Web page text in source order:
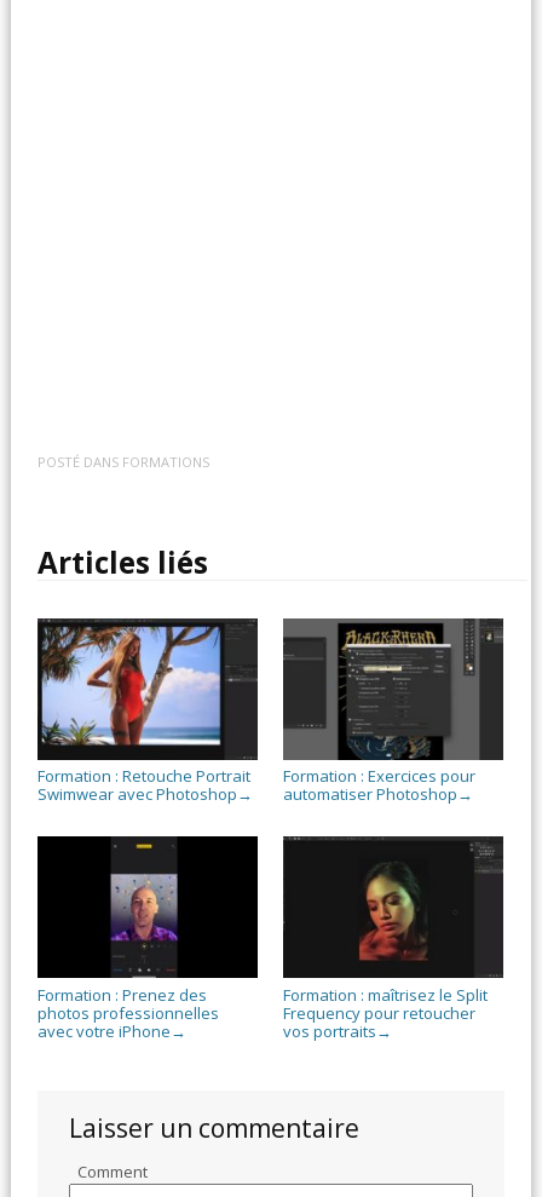
POSTÉ DANS FORMATIONS
Articles liés
Formation : Retouche Portrait
Swimwear avec Photoshop →
Formation : Exercices pour
automatiser Photoshop →
Formation : Prenez des
photos professionnelles
avec votre iPhone →
Formation : maîtrisez le Split
Frequency pour retoucher
vos portraits →
Laisser un commentaire
Comment